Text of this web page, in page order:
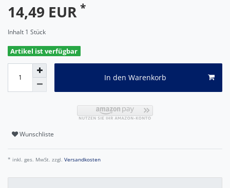
14,49 EUR *
Inhalt 1 Stück
Artikel ist verfügbar
In den Warenkorb
Wunschliste
* inkl. ges. MwSt. zzgl. Versandkosten